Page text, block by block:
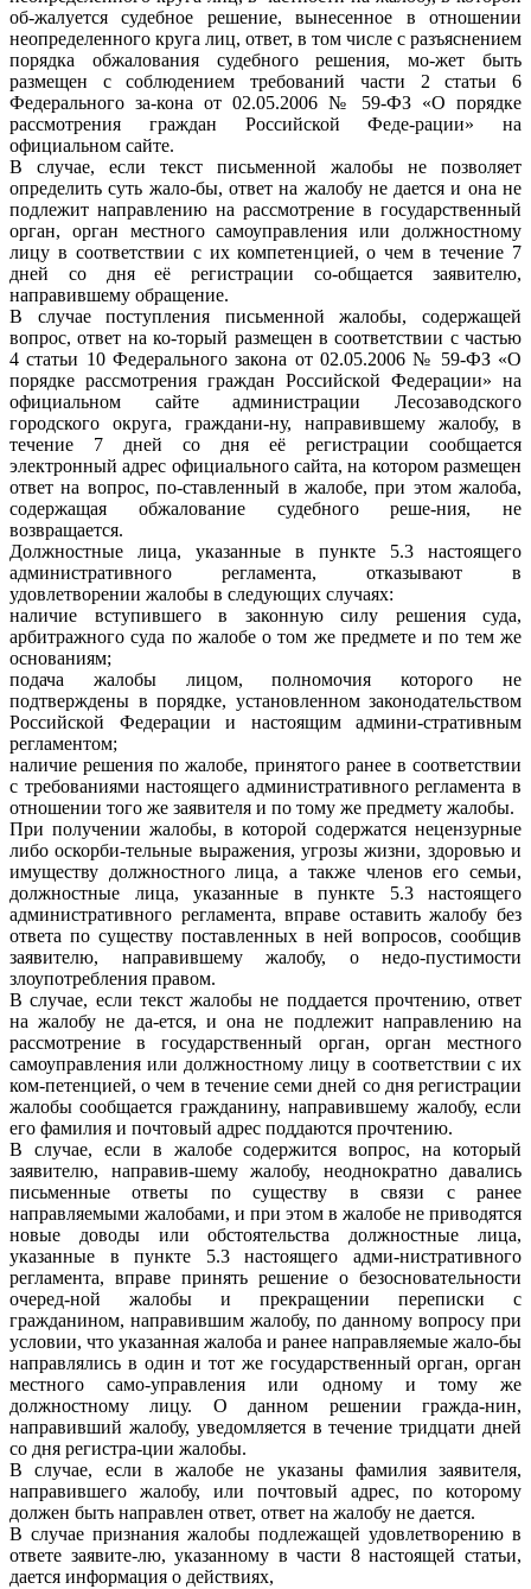
об-жалуется судебное решение, вынесенное в отношении
неопределенного круга лиц, ответ, в том числе с разъяснением
порядка обжалования судебного решения, мо-жет быть
размещен с соблюдением требований части 2 статьи 6
Федерального за-кона от 02.05.2006 № 59-ФЗ «О порядке
рассмотрения граждан Российской Феде-рации» на
официальном сайте.
В случае, если текст письменной жалобы не позволяет
определить суть жало-бы, ответ на жалобу не дается и она не
подлежит направлению на рассмотрение в государственный
орган, орган местного самоуправления или должностному
лицу в соответствии с их компетенцией, о чем в течение 7
дней со дня её регистрации со-общается заявителю,
направившему обращение.
В случае поступления письменной жалобы, содержащей
вопрос, ответ на ко-торый размещен в соответствии с частью
4 статьи 10 Федерального закона от 02.05.2006 № 59-ФЗ «О
порядке рассмотрения граждан Российской Федерации» на
официальном сайте администрации Лесозаводского
городского округа, граждани-ну, направившему жалобу, в
течение 7 дней со дня её регистрации сообщается
электронный адрес официального сайта, на котором размещен
ответ на вопрос, по-ставленный в жалобе, при этом жалоба,
содержащая обжалование судебного реше-ния, не
возвращается.
Должностные лица, указанные в пункте 5.3 настоящего
административного регламента, отказывают в
удовлетворении жалобы в следующих случаях:
наличие вступившего в законную силу решения суда,
арбитражного суда по жалобе о том же предмете и по тем же
основаниям;
подача жалобы лицом, полномочия которого не
подтверждены в порядке, установленном законодательством
Российской Федерации и настоящим админи-стративным
регламентом;
наличие решения по жалобе, принятого ранее в соответствии
с требованиями настоящего административного регламента в
отношении того же заявителя и по тому же предмету жалобы.
При получении жалобы, в которой содержатся нецензурные
либо оскорби-тельные выражения, угрозы жизни, здоровью и
имуществу должностного лица, а также членов его семьи,
должностные лица, указанные в пункте 5.3 настоящего
административного регламента, вправе оставить жалобу без
ответа по существу поставленных в ней вопросов, сообщив
заявителю, направившему жалобу, о недо-пустимости
злоупотребления правом.
В случае, если текст жалобы не поддается прочтению, ответ
на жалобу не да-ется, и она не подлежит направлению на
рассмотрение в государственный орган, орган местного
самоуправления или должностному лицу в соответствии с их
ком-петенцией, о чем в течение семи дней со дня регистрации
жалобы сообщается гражданину, направившему жалобу, если
его фамилия и почтовый адрес поддаются прочтению.
В случае, если в жалобе содержится вопрос, на который
заявителю, направив-шему жалобу, неоднократно давались
письменные ответы по существу в связи с ранее
направляемыми жалобами, и при этом в жалобе не приводятся
новые доводы или обстоятельства должностные лица,
указанные в пункте 5.3 настоящего адми-нистративного
регламента, вправе принять решение о безосновательности
очеред-ной жалобы и прекращении переписки с
гражданином, направившим жалобу, по данному вопросу при
условии, что указанная жалоба и ранее направляемые жало-бы
направлялись в один и тот же государственный орган, орган
местного само-управления или одному и тому же
должностному лицу. О данном решении гражда-нин,
направивший жалобу, уведомляется в течение тридцати дней
со дня регистра-ции жалобы.
В случае, если в жалобе не указаны фамилия заявителя,
направившего жалобу, или почтовый адрес, по которому
должен быть направлен ответ, ответ на жалобу не дается.
В случае признания жалобы подлежащей удовлетворению в
ответе заявите-лю, указанному в части 8 настоящей статьи,
дается информация о действиях,